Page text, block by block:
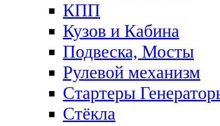
КПП
Кузов и Кабина
Подвеска, Мосты
Рулевой механизм
Стартеры
Стёкла